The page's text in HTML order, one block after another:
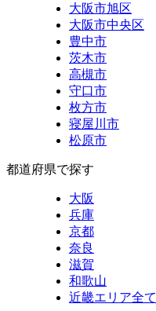
大阪市旭区
大阪市中央区
豊中市
茨木市
高槻市
守口市
枚方市
寝屋川市
松原市
都道府県で探す
大阪
兵庫
京都
奈良
滋賀
和歌山
近畿エリア全て